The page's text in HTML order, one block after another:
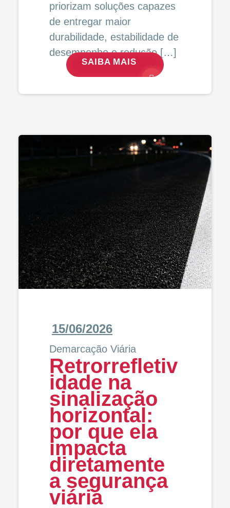
priorizam soluções capazes
de entregar maior
durabilidade, estabilidade de
desempenho e redução […]
SAIBA MAIS
15/06/2026
Demarcação Viária
Retrorrefletiv
idade na
sinalização
horizontal:
por que ela
impacta
diretamente
a segurança
viária